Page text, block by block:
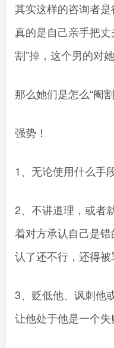
其实这样的咨询者
真的是自己亲手把丈
割”掉，这个男的对
那么她们是怎么“阉
强势！
1、无论使用什么手
2、不讲道理，或者
着对方承认自己是
认了还不行，还得被
3、贬低他、讽刺他
让他处于他是一个失